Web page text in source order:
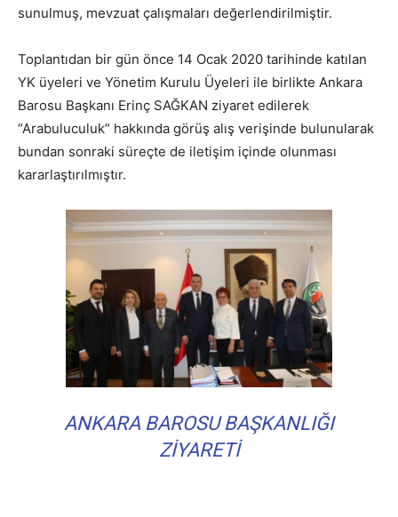
sunulmuş, mevzuat çalışmaları değerlendirilmiştir.
Toplantıdan bir gün önce 14 Ocak 2020 tarihinde katılan
YK üyeleri ve Yönetim Kurulu Üyeleri ile birlikte Ankara
Barosu Başkanı Erinç SAĞKAN ziyaret edilerek
“Arabuluculuk” hakkında görüş alış verişinde bulunularak
bundan sonraki süreçte de iletişim içinde olunması
kararlaştırılmıştır.
ANKARA BAROSU BAŞKANLIĞI
ZIYARETI